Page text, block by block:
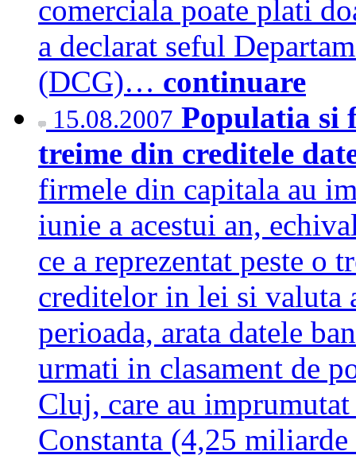
comerciala poate plati
a declarat seful
(DCG)… continuare
15.08.2007 Populatia si
treime din creditele
firmele din capitala au
iunie a acestui an,
ce a reprezentat peste o
creditelor in lei si valuta
perioada, arata datele
urmati in clasament de
Cluj, care au
Constanta (4,25